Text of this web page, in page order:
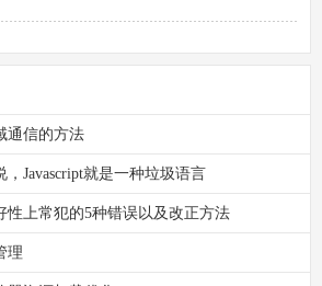
通信的方法
Javascript就是一种垃圾语言
性上常犯的5种错误以及改正方法
理